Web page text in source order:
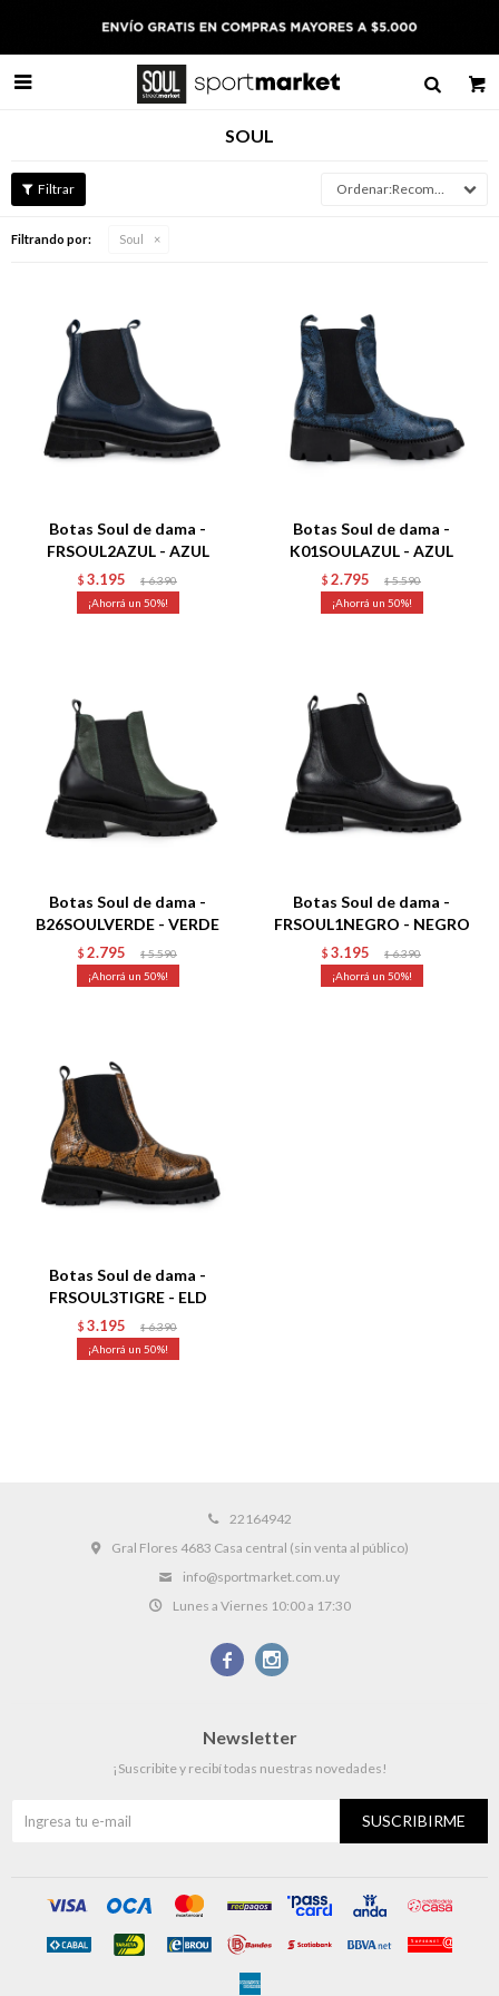

SOUL
Recomendados
Filtrando por: Soul
Botas Soul de dama -
FRSOUL2AZUL - AZUL
$ 3.195 $ 6.390
50
Botas Soul de dama -
K01SOULAZUL - AZUL
$ 2.795 $ 5.590
50
Botas Soul de dama -
B26SOULVERDE - VERDE
$ 2.795 $ 5.590
50
Botas Soul de dama -
FRSOUL1NEGRO - NEGRO
$ 3.195 $ 6.390
50
Botas Soul de dama -
FRSOUL3TIGRE - ELD
$ 3.195 $ 6.390
50
22164942
Gral Flores 4683 Casa central (sin venta al público)
info@sportmarket.com.uy
Lunes a Viernes 10:00 a 17:30
 
Newsletter
¡Suscribite y recibí todas nuestras novedades!
SUSCRIBIRME